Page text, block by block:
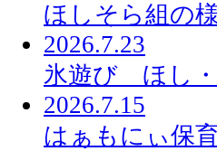
ほしそら組の
2026.7.23
氷遊び ほし・
2026.7.15
はぁもにぃ保